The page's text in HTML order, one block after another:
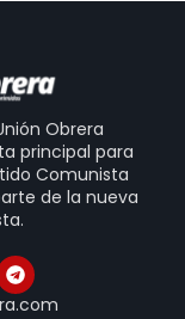
Obrera
principal para
Comunista
de la nueva